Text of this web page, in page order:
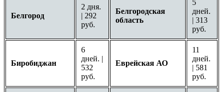
Белгород
2 дня.
| 292
руб.
Белгородская
область
5
дней.
| 313
руб.
Биробиджан
6
дней. |
532
руб.
Еврейская АО
11
дней.
| 581
руб.